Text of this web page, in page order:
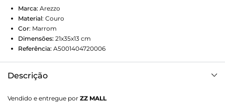
Marca: Arezzo
Material: Couro
Cor: Marrom
Dimensões: 21x35x13 cm
Referência: A5001404720006
Descrição
formato estruturado, acabamento wave e inscrição discreta
Vendido e entregue por ZZ MALL